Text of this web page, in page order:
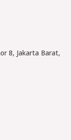
8, Jakarta Barat,